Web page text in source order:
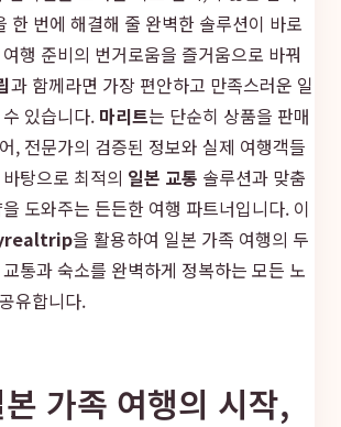
한 번에 해결해 줄 완벽한 솔루션이 바로
행 준비의 번거로움을 즐거움으로 바꿔
과 함께라면 가장 편안하고 만족스러운 일
있습니다. 마리트는 단순히 상품을 판매
, 전문가의 검증된 정보와 실제 여행객들
탕으로 최적의 일본 교통 솔루션과 맞춤
도와주는 든든한 여행 파트너입니다. 이
을 활용하여 일본 가족 여행의 두
통과 숙소를 완벽하게 정복하는 모든 노
유합니다.
가족 여행의 시작,